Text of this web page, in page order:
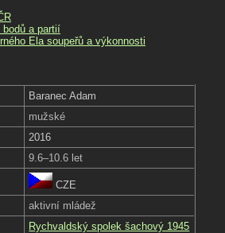
bodů a partií
Ela soupeřů a výkonnosti
Baranec Adam
mužské
2016
9.6–10.6 let
CZE
aktivní mládež
Rychvaldský spolek šachový 1945